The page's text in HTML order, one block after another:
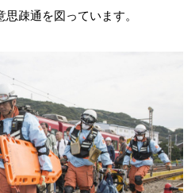
疎通を図っています。